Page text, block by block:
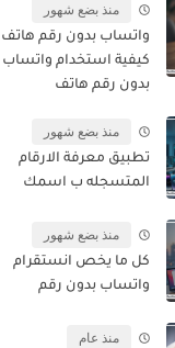
منذ بضع شهور
واتساب بدون رقم هاتف |
كيفية استخدام واتساب
بدون رقم هاتف
منذ بضع شهور
تطبيق معرفة الارقام
المتسجله ب اسمك
منذ بضع شهور
كل ما يخص انستقرام
واتساب بدون رقم
منذ عام